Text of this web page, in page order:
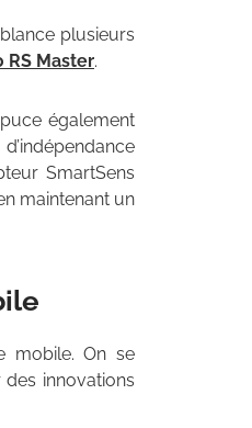
plusieurs
RS Master.
également
SmartSens
maintenant un
mobile. On se
innovations